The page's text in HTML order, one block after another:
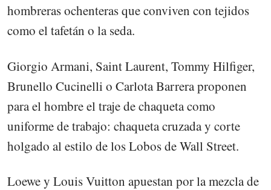
hombreras ochenteras que conviven con tejidos
como el tafetán o la seda.
Giorgio Armani, Saint Laurent, Tommy Hilfiger,
Brunello Cucinelli o Carlota Barrera proponen
para el hombre el traje de chaqueta como
uniforme de trabajo: chaqueta cruzada y corte
holgado al estilo de los Lobos de Wall Street.
Loewe y Louis Vuitton apuestan por la mezcla de